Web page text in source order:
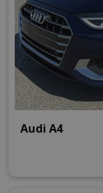
Audi A4